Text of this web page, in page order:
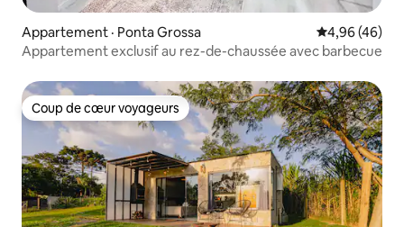
Appartement · Ponta Grossa Note
4,96 (46)
Appartement exclusif au rez-de-chaussée avec barbecue
Coup de cœur voyageurs
Coup de cœur voyageurs